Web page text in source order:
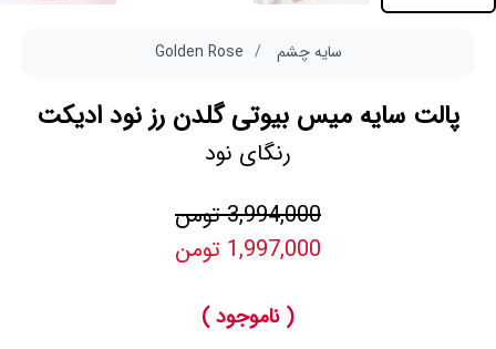
سایه چشم Golden Rose
پالت سایه میس بیوتی گلدن رز نود ادیکت
رنگای نود
3,994,000 تومن
1,997,000 تومن
( ناموجود )